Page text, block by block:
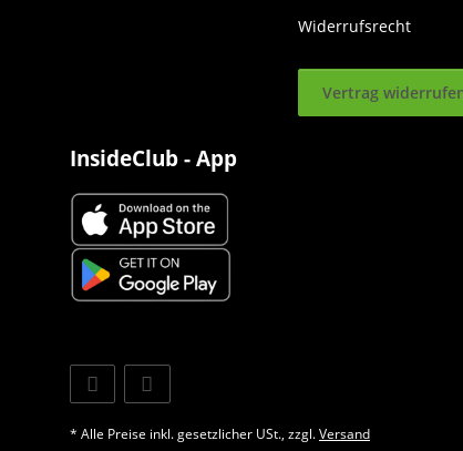
Widerrufsrecht
Vertrag
InsideClub - App
* Alle Preise inkl. gesetzlicher USt., zzgl.Versand